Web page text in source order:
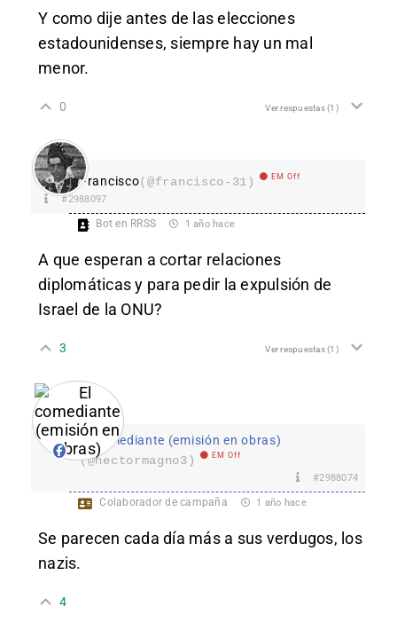
Y como dije antes de las elecciones
estadounidenses, siempre hay un mal
menor.
0 Ver respuestas(1)
Francisco(@francisco-31) EM Off
#2988097
Bot en RRSS 1 año hace
A que esperan a cortar relaciones
diplomáticas y para pedir la expulsión de
Israel de la ONU?
3 Ver respuestas(1)
El comediante (emisión en obras)
(@hectormagno3)
EM Off
#2988074
Colaborador de campaña 1 año hace
Se parecen cada día más a sus verdugos, los
nazis.
4